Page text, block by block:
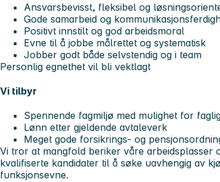
Ansvarsbevisst, fleksibel og
Gode samarbeid og
Positivt innstilt og god arbeidsmoral
Evne til å jobbe målrettet og systematisk
Jobber godt både selvstendig og i team
Personlig egnethet vil bli vektlagt
Vi tilbyr
Spennende fagmiljø med mulighet for
Lønn etter gjeldende avtaleverk
Meget gode forsikrings- og
Vi tror at mangfold beriker våre
kvalifiserte kandidater til å søke uavhengig av
funksjonsevne.